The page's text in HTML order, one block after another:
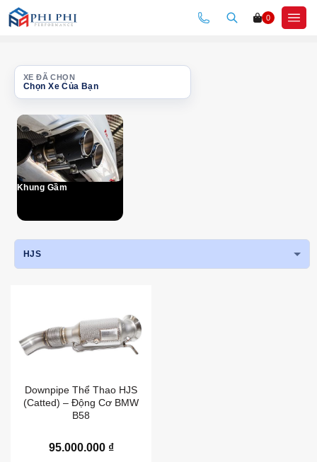
Skip
to
0
Danh mục
Nội dung sẽ xuất hiện sau khi menu được mở.
XE ĐÃ CHỌN
Chọn Xe Của Bạn
Khung Gầm
HJS
Downpipe Thể Thao HJS
(Catted) – Động Cơ BMW
B58
95.000.000 ₫